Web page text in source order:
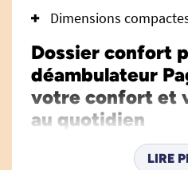
Dimensions
Dossier confort
déambulateur
votre confort et
au quotidien
dossier confort pour
LIRE